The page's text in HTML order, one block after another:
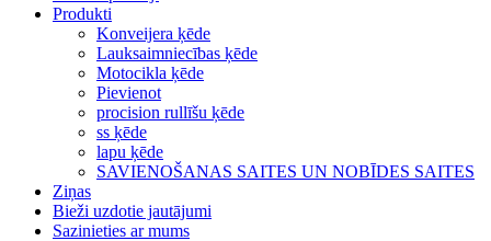
Produkti
Konveijera ķēde
Lauksaimniecības ķēde
Motocikla ķēde
Pievienot
procision rullīšu ķēde
ss ķēde
lapu ķēde
SAVIENOŠANAS SAITES UN NOBĪDES SAITES
Ziņas
Bieži uzdotie jautājumi
Sazinieties ar mums